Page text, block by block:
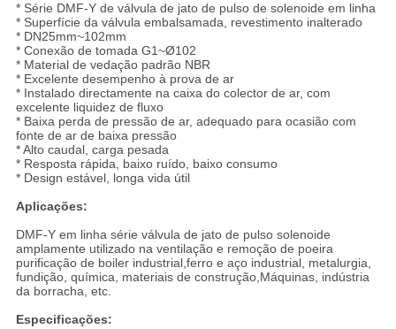
* Série DMF-Y de válvula de jato de pulso de solenoide em linha
* Superfície da válvula embalsamada, revestimento inalterado
* DN25mm~102mm
* Conexão de tomada G1~Ø102
* Material de vedação padrão NBR
* Excelente desempenho à prova de ar
* Instalado directamente na caixa do colector de ar, com
excelente liquidez de fluxo
* Baixa perda de pressão de ar, adequado para ocasião com
fonte de ar de baixa pressão
* Alto caudal, carga pesada
* Resposta rápida, baixo ruído, baixo consumo
* Design estável, longa vida útil
Aplicações:
DMF-Y em linha série válvula de jato de pulso solenoide
amplamente utilizado na ventilação e remoção de poeira
purificação de boiler industrial,ferro e aço industrial, metalurgia,
fundição, química, materiais de construção,Máquinas, indústria
da borracha, etc.
Especificações: